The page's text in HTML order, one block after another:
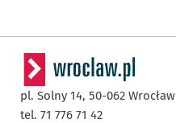
pl. Solny 14, 50-062 Wrocław
tel. 71 776 71 42